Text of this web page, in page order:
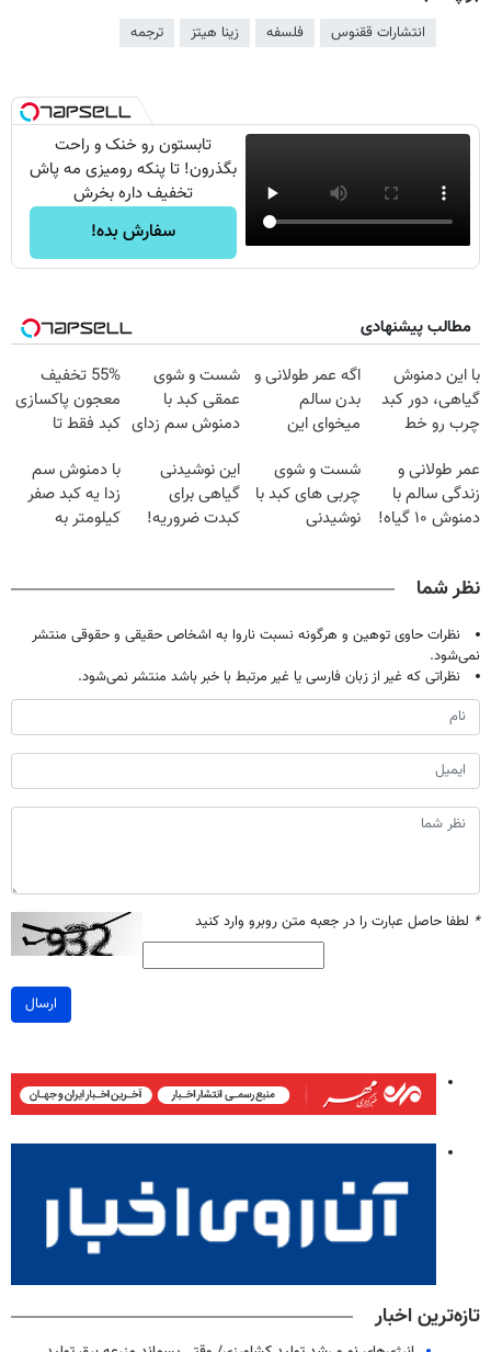
انتشارات ققنوس فلسفه زینا هیتز ترجمه
تابستون رو خنک و راحت
بگذرون! تا پنکه رومیزی مه پاش
تخفیف داره بخرش
سفارش بده!
مطالب پیشنهادی
با این دمنوش
گیاهی، دور کبد
چرب رو خط
اگه عمر طولانی و
بدن سالم
میخوای این
تخفیف بخر
شست و شوی
عمقی کبد با
دمنوش سم زدای
55% تخفیف
معجون پاکسازی
کبد فقط تا
عمر طولانی و
زندگی سالم با
دمنوش ۱۰ گیاه!
شست و شوی
چربی های کبد با
نوشیدنی
این نوشیدنی
گیاهی برای
کبدت ضروریه!
با دمنوش سم
زدا یه کبد صفر
کیلومتر به
نظر شما
نظرات حاوی توهین و هرگونه نسبت ناروا به اشخاص حقیقی و حقوقی منتشر
نمی‌شود.
نظراتی که غیر از زبان فارسی یا غیر مرتبط با خبر باشد منتشر نمی‌شود.
* لطفا حاصل عبارت را در جعبه متن روبرو وارد کنید
ارسال
تازه‌ترین اخبار